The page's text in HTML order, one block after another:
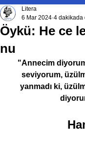
Öykü: He ce
nu
Litera
6 Mar 2024 4 dakikada
"Annecim
seviyorum,
yanmadı ki,